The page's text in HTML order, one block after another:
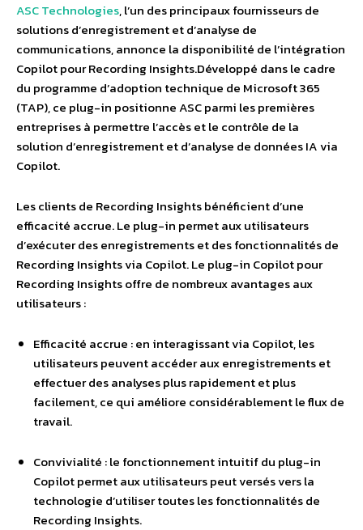
ASC Technologies, l’un des principaux fournisseurs de
solutions d’enregistrement et d’analyse de
communications, annonce la disponibilité de l’intégration
Copilot pour Recording Insights.Développé dans le cadre
du programme d’adoption technique de Microsoft 365
(TAP), ce plug-in positionne ASC parmi les premières
entreprises à permettre l’accès et le contrôle de la
solution d’enregistrement et d’analyse de données IA via
Copilot.
Les clients de Recording Insights bénéficient d’une
efficacité accrue. Le plug-in permet aux utilisateurs
d’exécuter des enregistrements et des fonctionnalités de
Recording Insights via Copilot. Le plug-in Copilot pour
Recording Insights offre de nombreux avantages aux
utilisateurs :
Efficacité accrue : en interagissant via Copilot, les
utilisateurs peuvent accéder aux enregistrements et
effectuer des analyses plus rapidement et plus
facilement, ce qui améliore considérablement le flux de
travail.
Convivialité : le fonctionnement intuitif du plug-in
Copilot permet aux utilisateurs peut versés vers la
technologie d’utiliser toutes les fonctionnalités de
Recording Insights.